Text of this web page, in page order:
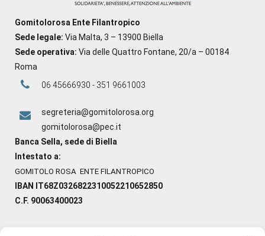
Gomitolorosa Ente Filantropico
Sede legale: Via Malta, 3 – 13900 Biella
Sede operativa: Via delle Quattro Fontane, 20/a – 00184
Roma
06 45666930 - 351 9661003
segreteria@gomitolorosa.org
gomitolorosa@pec.it
Banca Sella, sede di Biella
Intestato a:
GOMITOLO ROSA ENTE FILANTROPICO
IBAN IT68Z0326822310052210652850
C.F. 90063400023